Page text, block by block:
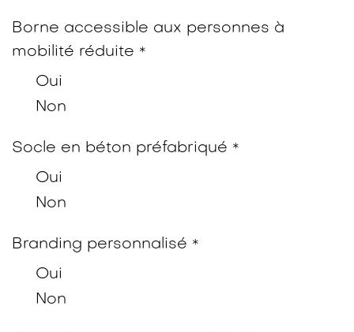
Borne accessible aux personnes à
mobilité réduite *
Oui
Non
Socle en béton préfabriqué *
Oui
Non
Branding personnalisé *
Oui
Non